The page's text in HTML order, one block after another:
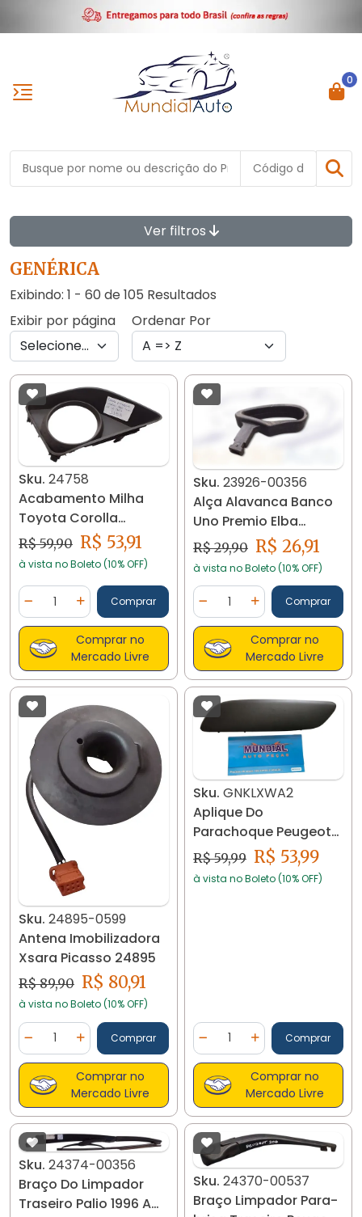
0
Ver filtros
GENÉRICA
Exibindo: 1 - 60 de 105 Resultados
Exibir por página
Ordenar Por
Sku. 24758
Acabamento Milha
Toyota Corolla
2009/2011 Lado Direito
24758
R$ 59,90 R$ 53,91
à vista no Boleto (10% OFF)
Diminuir Quantidade
Quantidade
Adicionar Quantidade
Comprar
Comprar no
Mercado Livre
Sku. 23926-00356
Alça Alavanca Banco
Uno Premio Elba
Fiorino 23926
R$ 29,90 R$ 26,91
à vista no Boleto (10% OFF)
Diminuir Quantidade
Quantidade
AdicionarComprar
Comprar no
Mercado Livre
Sku. 24895-0599
Antena Imobilizadora
Xsara Picasso 24895
R$ 89,90 R$ 80,91
à vista no Boleto (10% OFF)
Diminuir Quantidade
Quantidade
Adicionar Quantidade
Comprar
Comprar no
Mercado Livre
Sku. GNKLXWA2
Aplique Do
Parachoque Peugeot
307 2007 Á 2010
R$ 59,99 R$ 53,99
à vista no Boleto (10% OFF)
Diminuir Quantidade
Quantidade
AdicionarComprar
Comprar no
Mercado Livre
Sku. 24374-00356
Braço Do Limpador
Traseiro Palio 1996 A
Sku. 24370-00537
Braço Limpador Para-